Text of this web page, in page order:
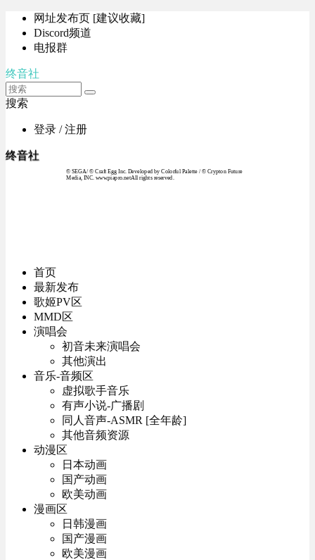
网址发布页 [建议收藏]
Discord频道
电报群
终音社
搜索
登录 / 注册
终音社
© SEGA / © Craft Egg Inc. Developed by Colorful Palette / © Crypton Future
Media, INC. www.piapro.netAll rights reserved.
首页
最新发布
歌姬PV区
MMD区
演唱会
初音未来演唱会
其他演出
音乐-音频区
虚拟歌手音乐
有声小说-广播剧
同人音声-ASMR [全年龄]
其他音频资源
动漫区
日本动画
国产动画
欧美动画
漫画区
日韩漫画
国产漫画
欧美漫画